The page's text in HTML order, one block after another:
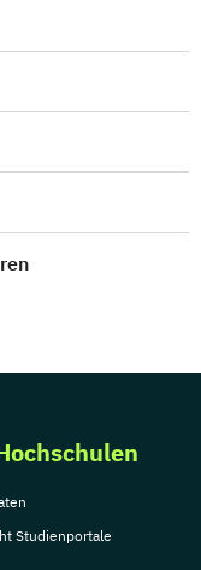
Studienportale